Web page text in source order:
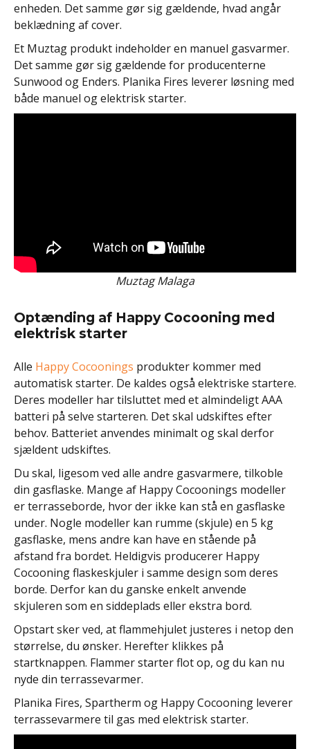
enheden. Det samme gør sig gældende, hvad angår
beklædning af cover.
Et Muztag produkt indeholder en manuel gasvarmer.
Det samme gør sig gældende for producenterne
Sunwood og Enders. Planika Fires leverer løsning med
både manuel og elektrisk starter.
Muztag Malaga
Optænding af Happy Cocooning med
elektrisk starter
Alle Happy Cocoonings produkter kommer med
automatisk starter. De kaldes også elektriske startere.
Deres modeller har tilsluttet med et almindeligt AAA
batteri på selve starteren. Det skal udskiftes efter
behov. Batteriet anvendes minimalt og skal derfor
sjældent udskiftes.
Du skal, ligesom ved alle andre gasvarmere, tilkoble
din gasflaske. Mange af Happy Cocoonings modeller
er terrasseborde, hvor der ikke kan stå en gasflaske
under. Nogle modeller kan rumme (skjule) en 5 kg
gasflaske, mens andre kan have en stående på
afstand fra bordet. Heldigvis producerer Happy
Cocooning flaskeskjuler i samme design som deres
borde. Derfor kan du ganske enkelt anvende
skjuleren som en siddeplads eller ekstra bord.
Opstart sker ved, at flammehjulet justeres i netop den
størrelse, du ønsker. Herefter klikkes på
startknappen. Flammer starter flot op, og du kan nu
nyde din terrassevarmer.
Planika Fires, Spartherm og Happy Cocooning leverer
terrassevarmere til gas med elektrisk starter.